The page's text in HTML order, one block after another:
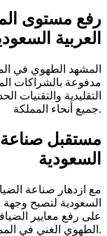
رفع مستوى
العربية
المشهد الطهوي في
مدفوعة بالشراكات
التقليدية والتقنيات
جميع أنحاء المملكة.
مستقبل صناعة
السعودية
مع ازدهار صناعة
السعودية لتصبح
على رفع معايير
الطهوي الغني في المملكة.